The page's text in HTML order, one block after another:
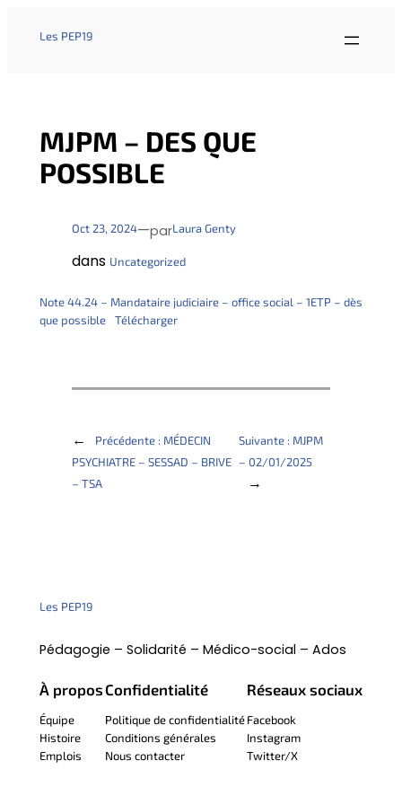
Les PEP19
MJPM – DES QUE
POSSIBLE
Oct 23, 2024—parLaura Genty
dans Uncategorized
Note 44.24 – Mandataire judiciaire – office social – 1ETP – dès
que possible
Télécharger
← Précédente : MÉDECIN
PSYCHIATRE – SESSAD – BRIVE
– TSA
Suivante : MJPM
– 02/01/2025
→
Les PEP19
Pédagogie – Solidarité – Médico-social – Ados
À propos
Équipe
Histoire
Emplois
Confidentialité
Politique de confidentialité
Conditions générales
Nous contacter
Réseaux sociaux
Facebook
Instagram
Twitter/X